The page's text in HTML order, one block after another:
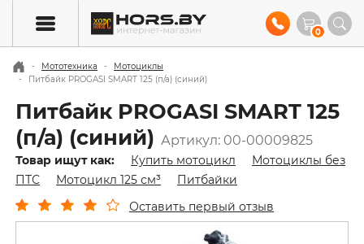
0
Мототехника
Мотоциклы
Питбайк PROGASI SMART 125 (п/а) (синий)
Питбайк PROGASI SMART 125
(п/а) (синий) Артикул: 00-00009825
Товар ищут как: Купить мотоцикл
Мотоциклы без
ПТС
Мотоцикл 125 см³
Питбайки
Оставить первый отзыв